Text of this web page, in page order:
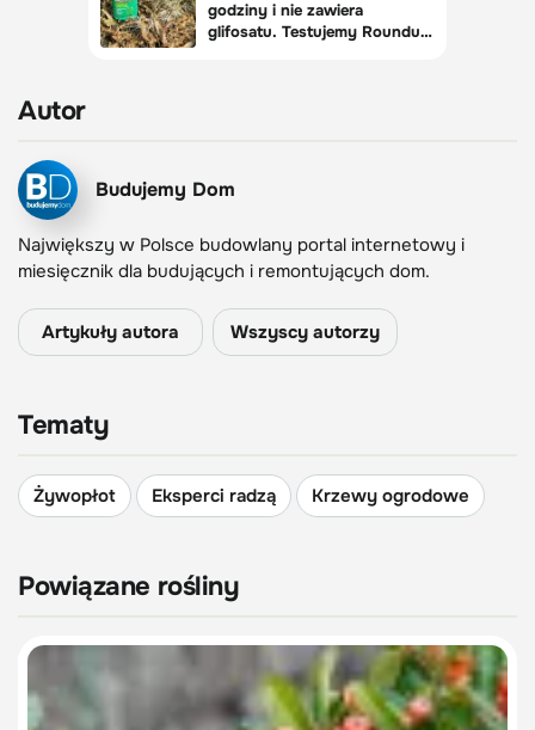
Autor
Budujemy Dom
Największy w Polsce budowlany portal internetowy i
miesięcznik dla budujących i remontujących dom.
Artykuły autora Wszyscy autorzy
Tematy
Żywopłot Eksperci radzą Krzewy ogrodowe
Powiązane rośliny